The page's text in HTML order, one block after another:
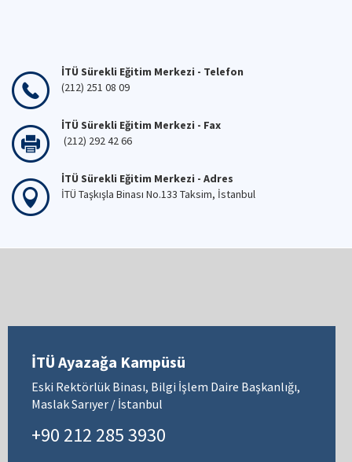
İTÜ Sürekli Eğitim Merkezi - Telefon
(212) 251 08 09
İTÜ Sürekli Eğitim Merkezi - Fax
(212) 292 42 66
İTÜ Sürekli Eğitim Merkezi - Adres
İTÜ Taşkışla Binası No.133 Taksim, İstanbul
İTÜ Ayazağa Kampüsü
Eski Rektörlük Binası, Bilgi İşlem Daire Başkanlığı,
Maslak Sarıyer / İstanbul
+90 212 285 3930